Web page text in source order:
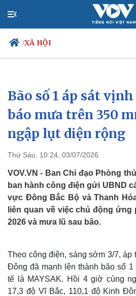
/XÃ HỘI
Chính trị
Đảng
Tổ chức nhân sự
Quốc hội
Nhận diện sự thật
Xã
Dự
Dấu
Bão số 1 áp sát vịnh
báo mưa trên 350
ngập lụt diện rộng
Thứ Sáu, 10:24, 03/07/2026
VOV.VN - Ban Chỉ đạo Phòng
ban hành công điện gửi UBND
vực Đông Bắc Bộ và Thanh
liên quan về việc chủ động ứng
2026 và mưa lũ sau bão.
Theo công điện, sáng sớm 3/7, áp
Đông đã mạnh lên thành bão số 1
tế là MAYSAK. Hồi 4 giờ cùng
17,3 độ Vĩ Bắc, 110,1 độ Kinh